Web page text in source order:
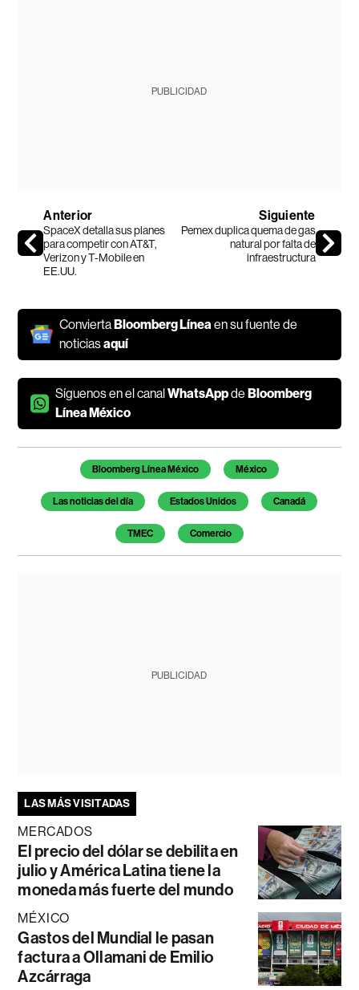
PUBLICIDAD
Anterior
SpaceX detalla sus planes
para competir con AT&T,
Verizon y T-Mobile en
EE.UU.
Siguiente
Pemex duplica quema de gas
natural por falta de
infraestructura
ConviertaBloomberg Línea en su fuente de
noticiasaquí
Síguenos en el canalWhatsAppdeBloomberg
Línea México
Temas de este artículo
Bloomberg Línea México México
Las noticias del día Estados Unidos Canadá
TMEC Comercio
PUBLICIDAD
LAS MÁS VISITADAS
MERCADOS
El precio del dólar se debilita en
julio y América Latina tiene la
moneda más fuerte del mundo
MÉXICO
Gastos del Mundial le pasan
factura a Ollamani de Emilio
Azcárraga